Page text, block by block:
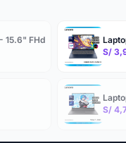
15.6" FHd
S/
S/